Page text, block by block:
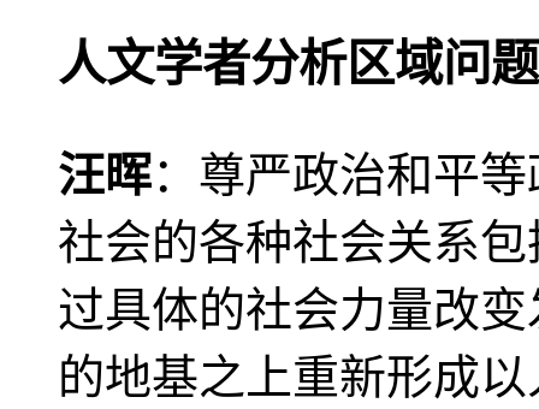
人文学者分析区域问题
汪晖：尊严政治和平
社会的各种社会关系
过具体的社会力量改
的地基之上重新形成